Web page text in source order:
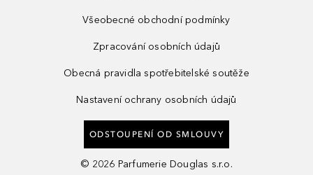
Všeobecné obchodní podmínky
Zpracování osobních údajů
Obecná pravidla spotřebitelské soutěže
Nastavení ochrany osobních údajů
ODSTOUPENÍ OD SMLOUVY
© 2026 Parfumerie Douglas s.r.o.